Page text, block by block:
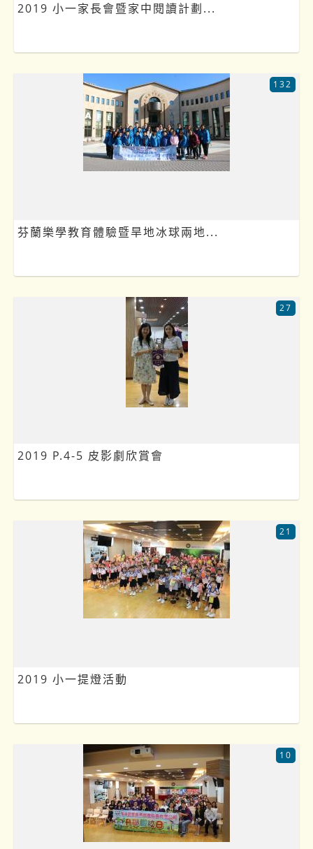
2019 小一家長會暨家中閱讀計劃...
芬蘭樂學教育體驗暨旱地冰球兩地...
132
2019 P.4-5 皮影劇欣賞會
27
2019 小一提燈活動
21
10